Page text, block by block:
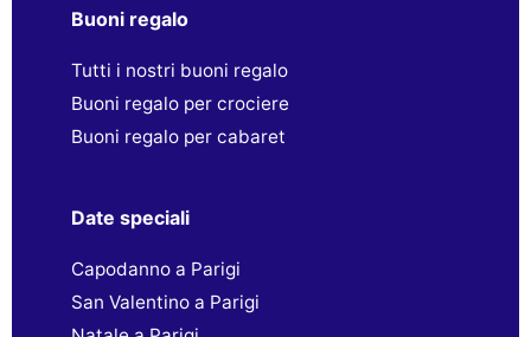
Buoni regalo
Tutti i nostri buoni regalo
Buoni regalo per crociere
Buoni regalo per cabaret
Date speciali
Capodanno a Parigi
San Valentino a Parigi